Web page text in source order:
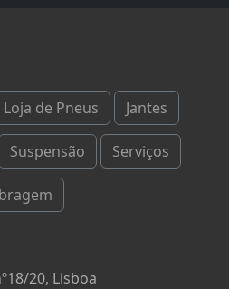
Loja de Pneus Jantes
Suspensão Serviços
20, Lisboa